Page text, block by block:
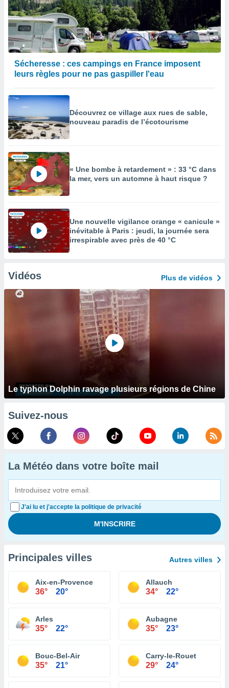
Sécheresse : ces campings en France imposent
leurs règles pour ne pas gaspiller l'eau
Découvrez ce village aux rues de sable,
nouveau paradis de l’écotourisme
« Une bombe à retardement » : 33 °C dans
la mer, vers un automne à haut risque ?
Une nouvelle vigilance orange « canicule »
inévitable à Paris : jeudi, la journée sera
irrespirable avec près de 40 °C
Vidéos Plus de vidéos
Le typhon Dolphin ravage plusieurs régions de Chine
Suivez-nous
La Météo dans votre boîte mail
J'ai lu et j'accepte la politique de privacité
Principales villes Autres villes
Aix-en-Provence
36° 20°
Allauch
34° 22°
Arles
35° 22°
Aubagne
35° 23°
Bouc-Bel-Air
35° 21°
Carry-le-Rouet
29° 24°